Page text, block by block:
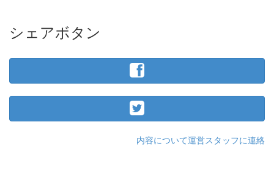
シェアボタン
内容について運営スタッフに連絡